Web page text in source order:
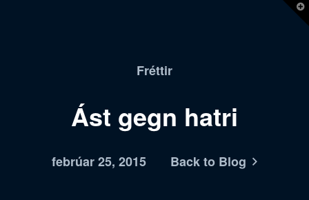
Fréttir
Ást gegn hatri
febrúar 25, 2015 Back to Blog